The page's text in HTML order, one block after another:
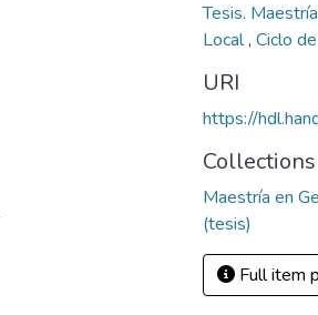
Tesis.
Local, Ciclo
URI
https://
Collections
Maestría en
(tesis)
Full item